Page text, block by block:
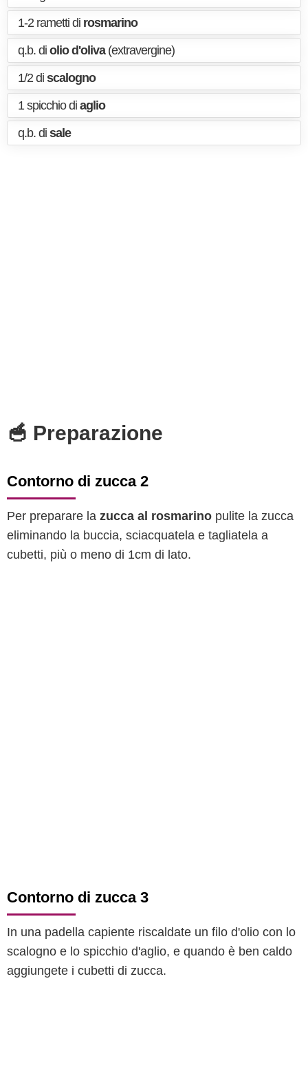
1-2 rametti di rosmarino
q.b. di olio d'oliva(extravergine)
1/2 di scalogno
1 spicchio di aglio
q.b. di sale
🥣 Preparazione
Contorno di zucca 2
Per preparare la zucca al rosmarino pulite la zucca
eliminando la buccia, sciacquatela e tagliatela a
cubetti, più o meno di 1cm di lato.
Contorno di zucca 3
In una padella capiente riscaldate un filo d'olio con lo
scalogno e lo spicchio d'aglio, e quando è ben caldo
aggiungete i cubetti di zucca.